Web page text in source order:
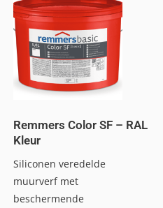
Remmers Color SF – RAL
Kleur
Siliconen veredelde
muurverf met
beschermende